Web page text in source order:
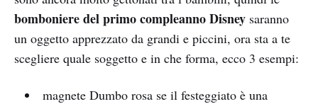
bomboniere del primo compleanno Disney saranno
un oggetto apprezzato da grandi e piccini, ora sta a te
scegliere quale soggetto e in che forma, ecco 3 esempi:
magnete Dumbo rosa se il festeggiato è una